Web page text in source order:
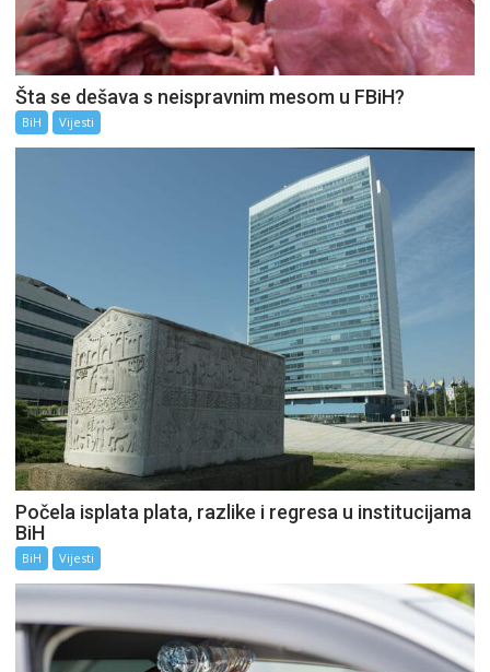
Šta se dešava s neispravnim mesom u FBiH?
BiH Vijesti
Počela isplata plata, razlike i regresa u institucijama
BiH
BiH Vijesti